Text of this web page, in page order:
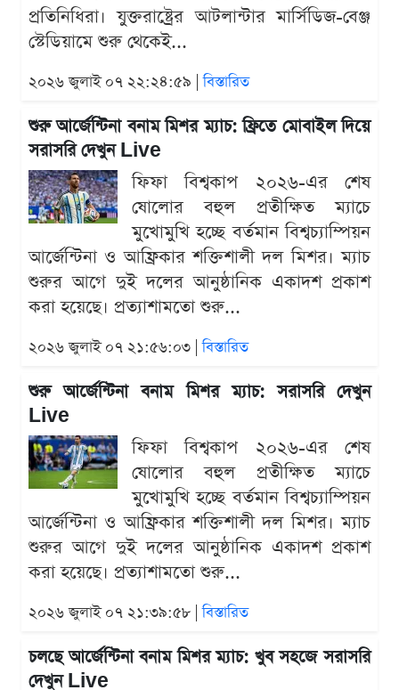
প্রতিনিধিরা। যুক্তরাষ্ট্রের আটলান্টার মার্সিডিজ-বেঞ্জ
স্টেডিয়ামে শুরু থেকেই...
২০২৬ জুলাই ০৭ ২২:২৪:৫৯ |বিস্তারিত
শুরু আর্জেন্টিনা বনাম মিশর ম্যাচ: ফ্রিতে মোবাইল দিয়ে
সরাসরি দেখুন Live
ফিফা বিশ্বকাপ ২০২৬-এর শেষ
ষোলোর বহুল প্রতীক্ষিত ম্যাচে
মুখোমুখি হচ্ছে বর্তমান বিশ্বচ্যাম্পিয়ন
আর্জেন্টিনা ও আফ্রিকার শক্তিশালী দল মিশর। ম্যাচ
শুরুর আগে দুই দলের আনুষ্ঠানিক একাদশ প্রকাশ
করা হয়েছে। প্রত্যাশামতো শুরু...
২০২৬ জুলাই ০৭ ২১:৫৬:০৩ |বিস্তারিত
শুরু আর্জেন্টিনা বনাম মিশর ম্যাচ: সরাসরি দেখুন
Live
ফিফা বিশ্বকাপ ২০২৬-এর শেষ
ষোলোর বহুল প্রতীক্ষিত ম্যাচে
মুখোমুখি হচ্ছে বর্তমান বিশ্বচ্যাম্পিয়ন
আর্জেন্টিনা ও আফ্রিকার শক্তিশালী দল মিশর। ম্যাচ
শুরুর আগে দুই দলের আনুষ্ঠানিক একাদশ প্রকাশ
করা হয়েছে। প্রত্যাশামতো শুরু...
২০২৬ জুলাই ০৭ ২১:৩৯:৫৮ |বিস্তারিত
চলছে আর্জেন্টিনা বনাম মিশর ম্যাচ: খুব সহজে সরাসরি
দেখুন Live